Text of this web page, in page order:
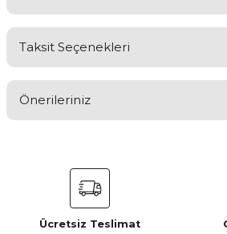
Yorum Yaz
Taksit Seçenekleri
Önerileriniz
konularda yetersiz gördüğünüz
kullanarak tarafımıza iletebilirsiniz.
Görüş ve önerileriniz için teşekkür ederiz.
Ücretsiz Teslimat